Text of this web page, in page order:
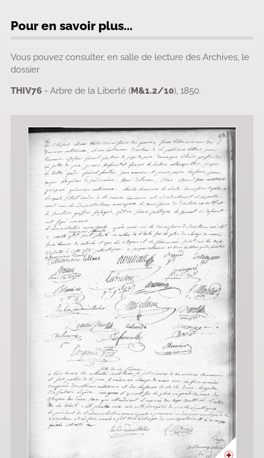
Pour en savoir plus...
Vous pouvez consulter, en salle de lecture des Archives, le
dossier
THIV76 - Arbre de la Liberté (M&1.2/10), 1850.